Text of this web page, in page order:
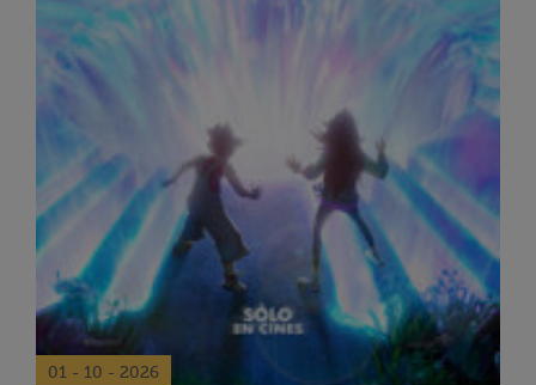
01 - 10 - 2026